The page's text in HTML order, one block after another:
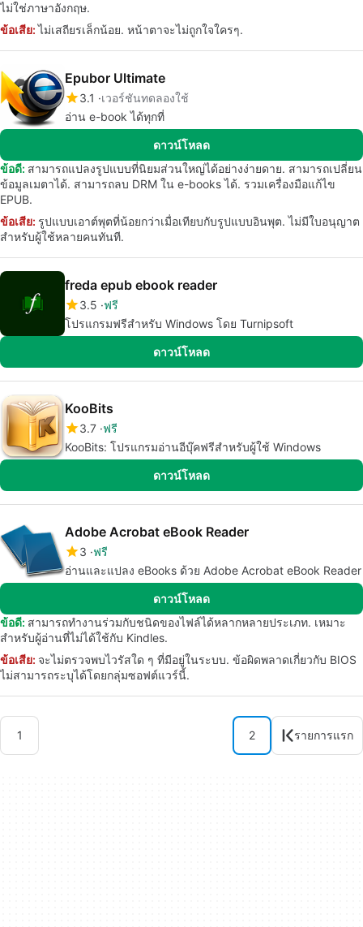
ไม่ใช่ภาษาอังกฤษ.
ข้อเสีย:ไม่เสถียรเล็กน้อย. หน้าตาจะไม่ถูกใจใครๆ.
Epubor Ultimate
3.1
เวอร์ชันทดลองใช้
อ่าน e-book ได้ทุกที่
ดาวน์โหลด
ข้อดี: สามารถแปลงรูปแบบที่นิยมส่วนใหญ่ได้อย่างง่ายดาย. สามารถเปลี่ยน
ข้อมูลเมตาได้. สามารถลบ DRM ใน e-books ได้. รวมเครื่องมือแก้ไข
EPUB.
ข้อเสีย: รูปแบบเอาต์พุตที่น้อยกว่าเมื่อเทียบกับรูปแบบอินพุต. ไม่มีใบอนุญาต
สำหรับผู้ใช้หลายคนทันที.
freda epub ebook reader
3.5 ฟรี
โปรแกรมฟรีสำหรับ Windows โดย Turnipsoft
ดาวน์โหลด
KooBits
3.7 ฟรี
KooBits: โปรแกรมอ่านอีบุ๊คฟรีสำหรับผู้ใช้ Windows
ดาวน์โหลด
Adobe Acrobat eBook Reader
3 ฟรี
อ่านและแปลง eBooks ด้วย Adobe Acrobat eBook Reader
ดาวน์โหลด
ข้อดี: สามารถทำงานร่วมกับชนิดของไฟล์ได้หลากหลายประเภท. เหมาะ
สำหรับผู้อ่านที่ไม่ได้ใช้กับ Kindles.
ข้อเสีย: จะไม่ตรวจพบไวรัสใด ๆ ที่มีอยู่ในระบบ. ข้อผิดพลาดเกี่ยวกับ BIOS
ไม่สามารถระบุได้โดยกลุ่มซอฟต์แวร์นี้.
1 2 รายการแรก